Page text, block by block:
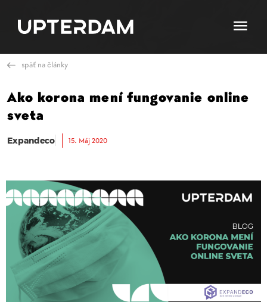
späť na články
Ako korona mení fungovanie online
sveta
Expandeco 15. Máj 2020